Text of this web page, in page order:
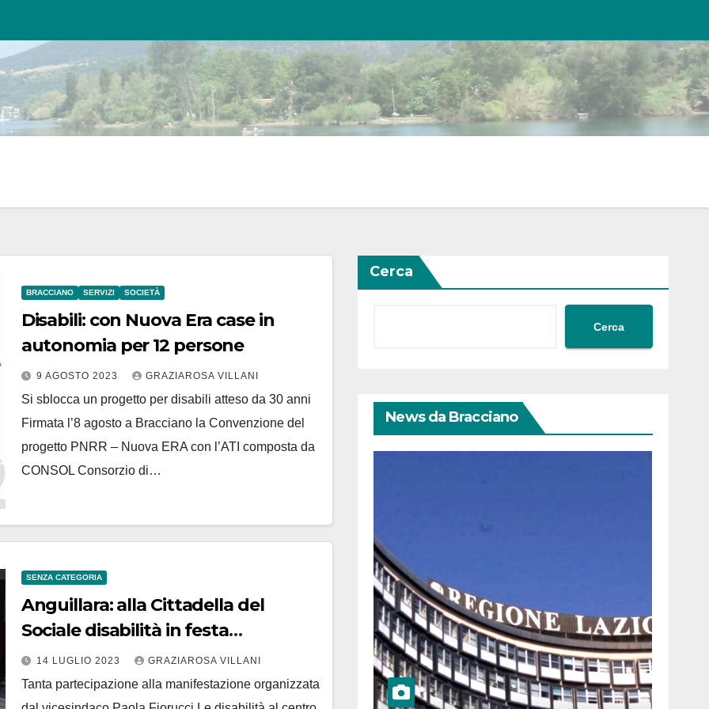
BRACCIANO SERVIZI SOCIETÀ
Disabili: con Nuova Era case in
autonomia per 12 persone
9 AGOSTO 2023 GRAZIAROSA VILLANI
Si sblocca un progetto per disabili atteso da 30 anni
Firmata l’8 agosto a Bracciano la Convenzione del
progetto PNRR – Nuova ERA con l’ATI composta da
CONSOL Consorzio di…
SENZA CATEGORIA
Anguillara: alla Cittadella del
Sociale disabilità in festa
guardando ai prossimi obiettivi
14 LUGLIO 2023 GRAZIAROSA VILLANI
Tanta partecipazione alla manifestazione organizzata
Cerca
Cerca
News da Bracciano